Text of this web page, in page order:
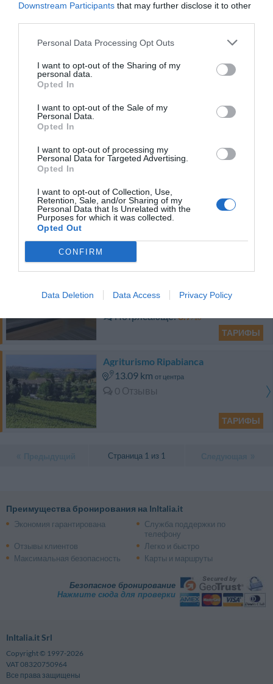
Downstream Participants that may further disclose it to other
Personal Data Processing Opt Outs
I want to opt-out of the Sharing of my
personal data.
Opted In
I want to opt-out of the Sale of my
Personal Data.
Opted In
I want to opt-out of processing my
Personal Data for Targeted Advertising.
Opted In
I want to opt-out of Collection, Use,
Retention, Sale, and/or Sharing of my
Personal Data that Is Unrelated with the
Purposes for which it was collected.
Opted Out
CONFIRM
Data Deletion Data Access Privacy Policy
Hotel Universal
17.68 km от центра
ТАРИФЫ
ТАРИФЫ
17.75 kmот центра
ТАРИФЫ
Hotel 3 Querce
17.60 km от центра
Потрясающе 8.7/10
ТАРИФЫ
Agriturismo Ripabianca
13.09 km от центра
0 Отзывы
ТАРИФЫ
Страница 1 из 1
Преимущества бронирования на InItalia.it
Экономия гарантирована
Служба поддержки по
телефону
Отзывы клиентов
Легко и быстро
Максимальная безопасность
Карты и маршруты
Безопасное бронирование
Нажмите сюда для проверки
InItalia.it Srl
Copyright © 1997-2026
VAT 08320750964
Все права защищены